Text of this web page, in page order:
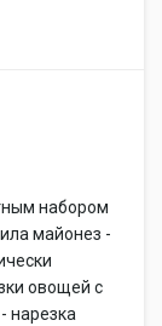
набором
майонез -
овощей с
нарезка